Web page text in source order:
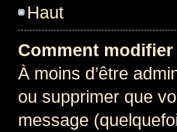
Haut
Comment
À moins d’être
ou supprimer que
message